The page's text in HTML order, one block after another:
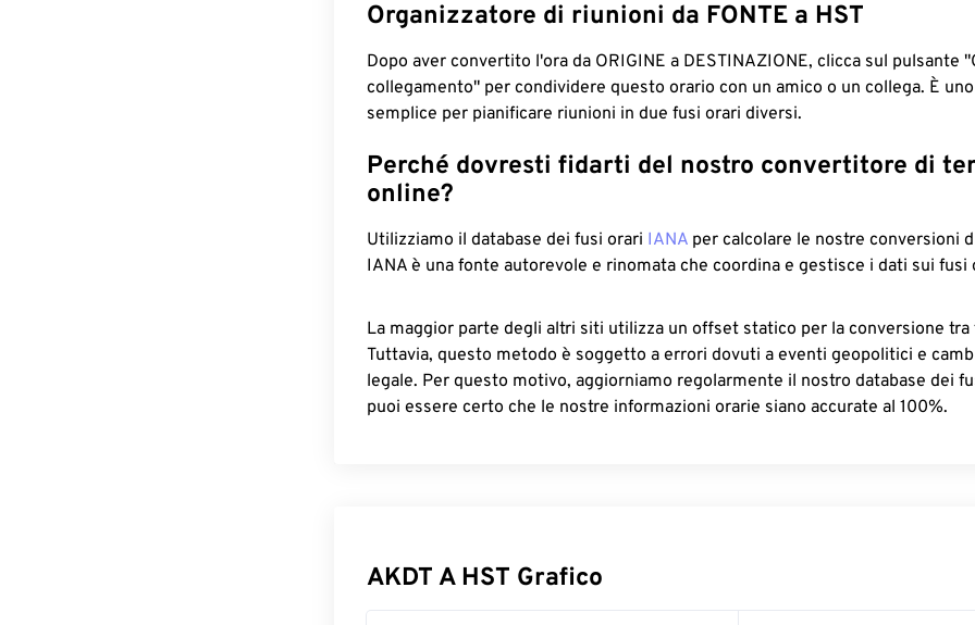
Organizzatore di riunioni da FONTE a HST
Dopo aver convertito l'ora da ORIGINE a DESTINAZIONE, clicca sul pulsante
collegamento" per condividere questo orario con un amico o un collega. È
semplice per pianificare riunioni in due fusi orari diversi.
Perché dovresti fidarti del nostro convertitore di
online?
Utilizziamo il database dei fusi orari IANA per calcolare le nostre conversioni
IANA è una fonte autorevole e rinomata che coordina e gestisce i dati sui fusi
La maggior parte degli altri siti utilizza un offset statico per la conversione tra
Tuttavia, questo metodo è soggetto a errori dovuti a eventi geopolitici e
legale. Per questo motivo, aggiorniamo regolarmente il nostro database dei
puoi essere certo che le nostre informazioni orarie siano accurate al 100%.
AKDT A HST Grafico